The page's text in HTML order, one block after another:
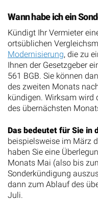
Wann habe ich ein
Kündigt Ihr Vermieter
ortsüblichen
Modernisierung, die zu
Ihnen der Gesetzgeber
561 BGB. Sie können
des zweiten Monats
kündigen. Wirksam wird
des übernächsten
Das bedeutet für Sie in
beispielsweise im März
haben Sie eine
Monats Mai (also bis
Sonderkündigung
dann zum Ablauf des
Juli.